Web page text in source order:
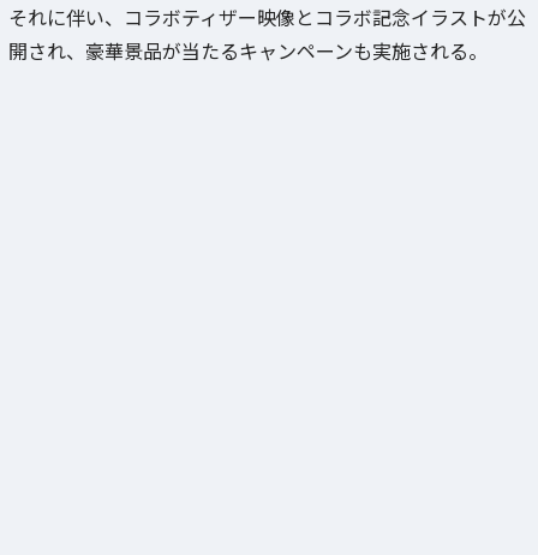
それに伴い、コラボティザー映像とコラボ記念イラストが公
開され、豪華景品が当たるキャンペーンも実施される。